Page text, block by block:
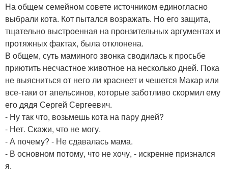
На общем семейном совете источником единогласно
выбрали кота. Кот пытался возражать. Но его защита,
тщательно выстроенная на пронзительных аргументах и
протяжных фактах, была отклонена.
В общем, суть маминого звонка сводилась к просьбе
приютить несчастное животное на несколько дней. Пока
не выясниться от него ли краснеет и чешется Макар или
все-таки от апельсинов, которые заботливо скормил ему
его дядя Сергей Сергеевич.
- Ну так что, возьмешь кота на пару дней?
- Нет. Скажи, что не могу.
- А почему? - Не сдавалась мама.
- В основном потому, что не хочу, - искренне признался
я.